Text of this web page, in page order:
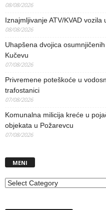
08/08/2026
Iznajmljivanje ATV/KVAD vozila
08/08/2026
Uhapšena dvojica
Kučevu
07/08/2026
Privremene poteškoće u
trafostanici
07/08/2026
Komunalna milicija kreće u
objekata u Požarevcu
07/08/2026
MENI
MENI